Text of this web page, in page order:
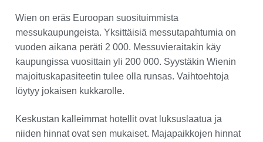
Wien on eräs Euroopan suosituimmista
messukaupungeista. Yksittäisiä messutapahtumia on
vuoden aikana peräti 2 000. Messuvieraitakin käy
kaupungissa vuosittain yli 200 000. Syystäkin Wienin
majoituskapasiteetin tulee olla runsas. Vaihtoehtoja
löytyy jokaisen kukkarolle.
Keskustan kalleimmat hotellit ovat luksuslaatua ja
niiden hinnat ovat sen mukaiset. Majapaikkojen hinnat